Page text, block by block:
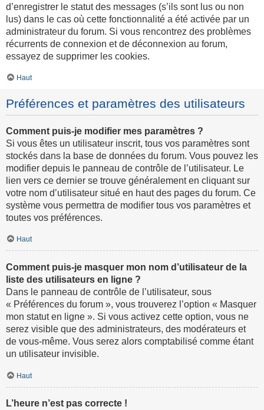
d’enregistrer le statut des messages (s’ils sont lus ou non
lus) dans le cas où cette fonctionnalité a été activée par un
administrateur du forum. Si vous rencontrez des problèmes
récurrents de connexion et de déconnexion au forum,
essayez de supprimer les cookies.
Haut
Préférences et paramètres des utilisateurs
Comment puis-je modifier mes paramètres ?
Si vous êtes un utilisateur inscrit, tous vos paramètres sont
stockés dans la base de données du forum. Vous pouvez les
modifier depuis le panneau de contrôle de l’utilisateur. Le
lien vers ce dernier se trouve généralement en cliquant sur
votre nom d’utilisateur situé en haut des pages du forum. Ce
système vous permettra de modifier tous vos paramètres et
toutes vos préférences.
Haut
Comment puis-je masquer mon nom d’utilisateur de la
liste des utilisateurs en ligne ?
Dans le panneau de contrôle de l’utilisateur, sous
« Préférences du forum », vous trouverez l’option « Masquer
mon statut en ligne ». Si vous activez cette option, vous ne
serez visible que des administrateurs, des modérateurs et
de vous-même. Vous serez alors comptabilisé comme étant
un utilisateur invisible.
Haut
L’heure n’est pas correcte !